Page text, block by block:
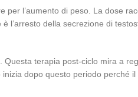
l’aumento di peso. La dose
l’arresto della secrezione di
terapia post-ciclo mira a
dopo questo periodo perché